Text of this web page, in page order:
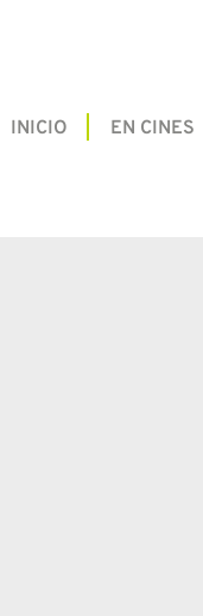
INICIO EN CINES